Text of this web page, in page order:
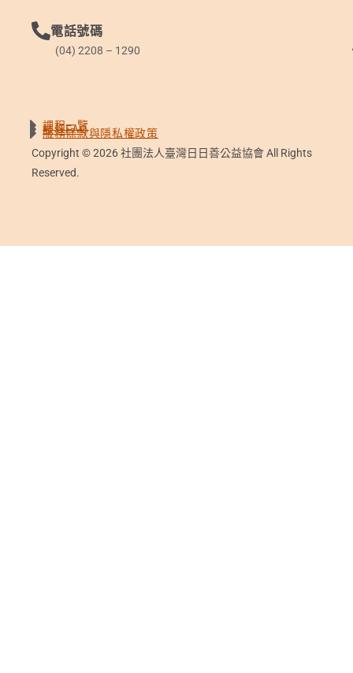
電話號碼
(04) 2208 – 1290
課程一覽
課程FAQ
服務條款與隱私權政策
Copyright © 2026 社團法人臺灣日日善公益協會 All Rights
Reserved.